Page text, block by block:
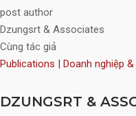
post author
Dzungsrt & Associates
Cùng tác giả
Publications | Doanh nghiệp
DZUNGSRT &